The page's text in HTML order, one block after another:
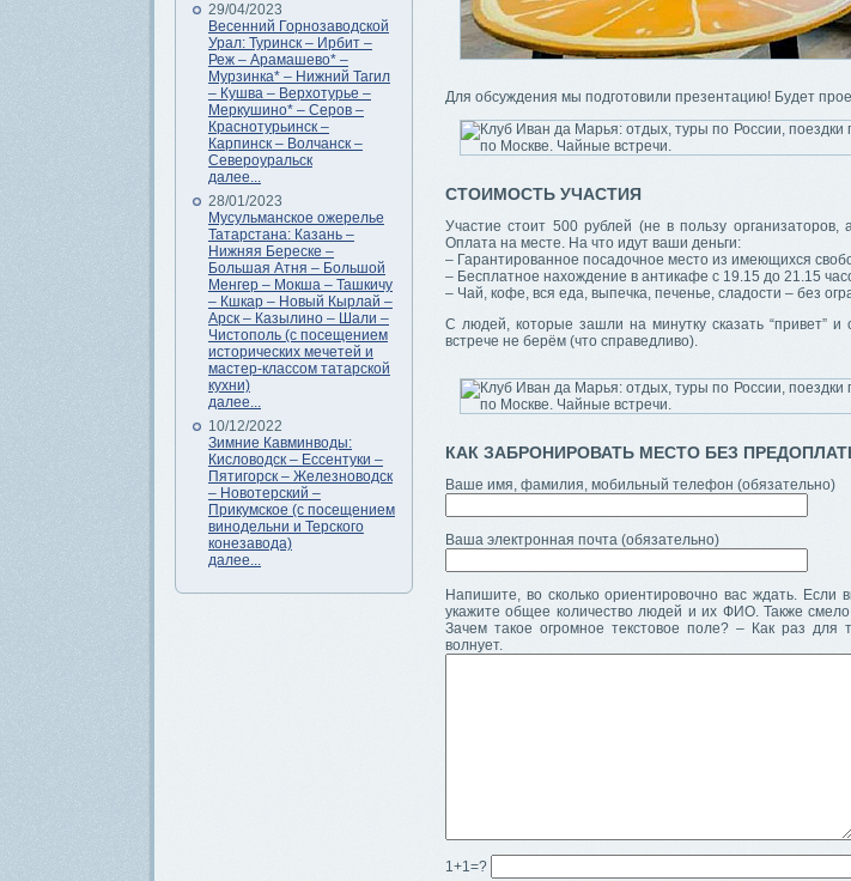
29/04/2023
Весенний Горнозаводской
Урал: Туринск – Ирбит –
Реж – Арамашево* –
Мурзинка* – Нижний Тагил
– Кушва – Верхотурье –
Меркушино* – Серов –
Краснотурьинск –
Карпинск – Волчанск –
Североуральск
далее...
28/01/2023
Мусульманское ожерелье
Татарстана: Казань –
Нижняя Береске –
Большая Атня – Большой
Менгер – Мокша – Ташкичу
– Кшкар – Новый Кырлай –
Арск – Казылино – Шали –
Чистополь (с посещением
исторических мечетей и
мастер-классом татарской
кухни)
далее...
10/12/2022
Зимние Кавминводы:
Кисловодск – Ессентуки –
Пятигорск – Железноводск
– Новотерский –
Прикумское (с посещением
винодельни и Терского
конезавода)
далее...
Для обсуждения мы подготовили презентацию! Будет
СТОИМОСТЬ УЧАСТИЯ
Участие стоит 500 рублей (не в пользу
Оплата на месте. На что идут ваши деньги:
– Гарантированное посадочное место из имеющихся
– Бесплатное нахождение в антикафе с 19.15 до 21.15
– Чай, кофе, вся еда, выпечка, печенье, сладости – без
С людей, которые зашли на минутку сказать “привет” и
встрече не берём (что справедливо).
КАК ЗАБРОНИРОВАТЬ МЕСТО БЕЗ
Ваше имя, фамилия, мобильный телефон (обязательно)
Ваша электронная почта (обязательно)
Напишите, во сколько ориентировочно вас ждать.
укажите общее количество людей и их ФИО. Также
Зачем такое огромное текстовое поле? – Как раз для
волнует.
1+1=?